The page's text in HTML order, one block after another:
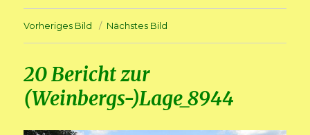
Vorheriges Bild Nächstes Bild
20 Bericht zur
(Weinbergs-)Lage_8944